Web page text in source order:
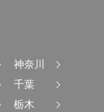
神奈川
千葉
栃木